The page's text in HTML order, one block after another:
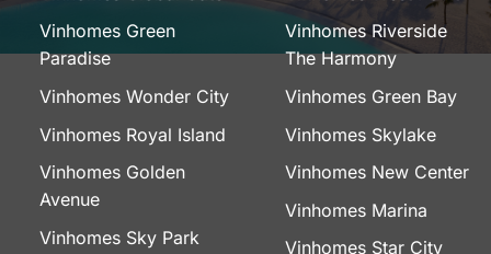
Vinhomes Green
Paradise
Vinhomes Wonder City
Vinhomes Royal Island
Vinhomes Golden
Avenue
Vinhomes Sky Park
Vinhomes Riverside
The Harmony
Vinhomes Green Bay
Vinhomes Skylake
Vinhomes New Center
Vinhomes Marina
Vinhomes Star City